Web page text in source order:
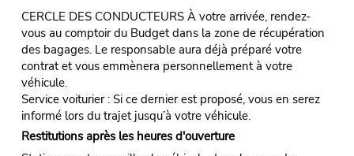
CERCLE DES CONDUCTEURS À votre arrivée, rendez-
vous au comptoir du Budget dans la zone de récupération
des bagages. Le responsable aura déjà préparé votre
contrat et vous emmènera personnellement à votre
véhicule.
Service voiturier : Si ce dernier est proposé, vous en serez
informé lors du trajet jusqu’à votre véhicule.
Restitutions après les heures d'ouverture